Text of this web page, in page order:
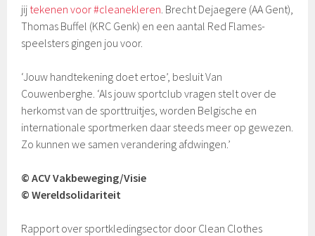
jij tekenen voor #cleanekleren . Brecht Dejaegere (AA Gent),
Thomas Buffel (KRC Genk) en een aantal Red Flames-
speelsters gingen jou voor.
‘Jouw handtekening doet ertoe’, besluit Van
Couwenberghe. ‘Als jouw sportclub vragen stelt over de
herkomst van de sporttruitjes, worden Belgische en
internationale sportmerken daar steeds meer op gewezen.
Zo kunnen we samen verandering afdwingen.’
© ACV Vakbeweging/Visie
© Wereldsolidariteit
Rapport over sportkledingsector door Clean Clothes